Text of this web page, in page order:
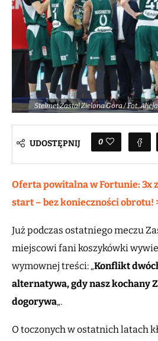
Stelmet Zastal Zielona Góra / Fot.
UDOSTĘPNIJ 0
Oferta powitalna w Fortunie: 3x
start – bez konieczności obrotu!
Już podczas ostatniego meczu
miejscowi fani koszykówki
wymownej treści: „Konflikt
alternatywa, gdy nasz kochany
dogorywa„.
O toczonych w ostatnich latach